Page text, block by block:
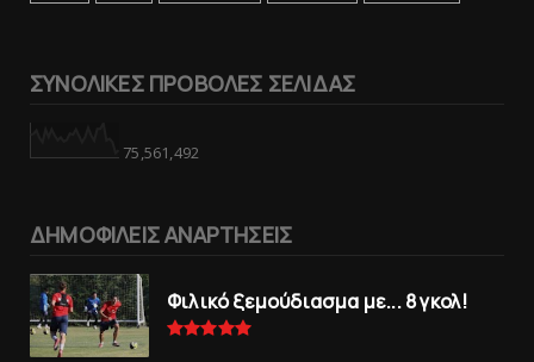
ΣΥΝΟΛΙΚΕΣ ΠΡΟΒΟΛΕΣ ΣΕΛΙΔΑΣ
75,561,492
ΔΗΜΟΦΙΛΕΙΣ ΑΝΑΡΤΗΣΕΙΣ
Φιλικό ξεμούδιασμα με... 8 γκολ!